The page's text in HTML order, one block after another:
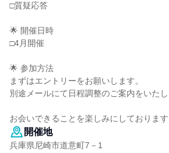
□質疑応答
🌟 開催日時
□4月開催
🌟 参加方法
まずはエントリーをお願いします。
別途メールにて日程調整のご案内をいたし
お会いできることを楽しみにしております
開催地
兵庫県尼崎市道意町7－1